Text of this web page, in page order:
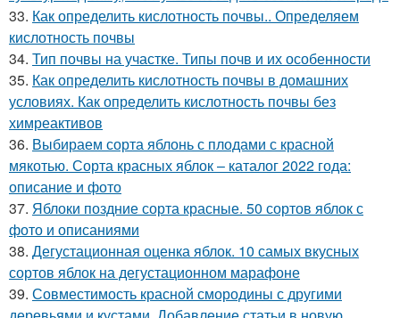
33. Как определить кислотность почвы.. Определяем
кислотность почвы
34. Тип почвы на участке. Типы почв и их особенности
35. Как определить кислотность почвы в домашних
условиях. Как определить кислотность почвы без
химреактивов
36. Выбираем сорта яблонь с плодами с красной
мякотью. Сорта красных яблок – каталог 2022 года:
описание и фото
37. Яблоки поздние сорта красные. 50 сортов яблок с
фото и описаниями
38. Дегустационная оценка яблок. 10 самых вкусных
сортов яблок на дегустационном марафоне
39. Совместимость красной смородины с другими